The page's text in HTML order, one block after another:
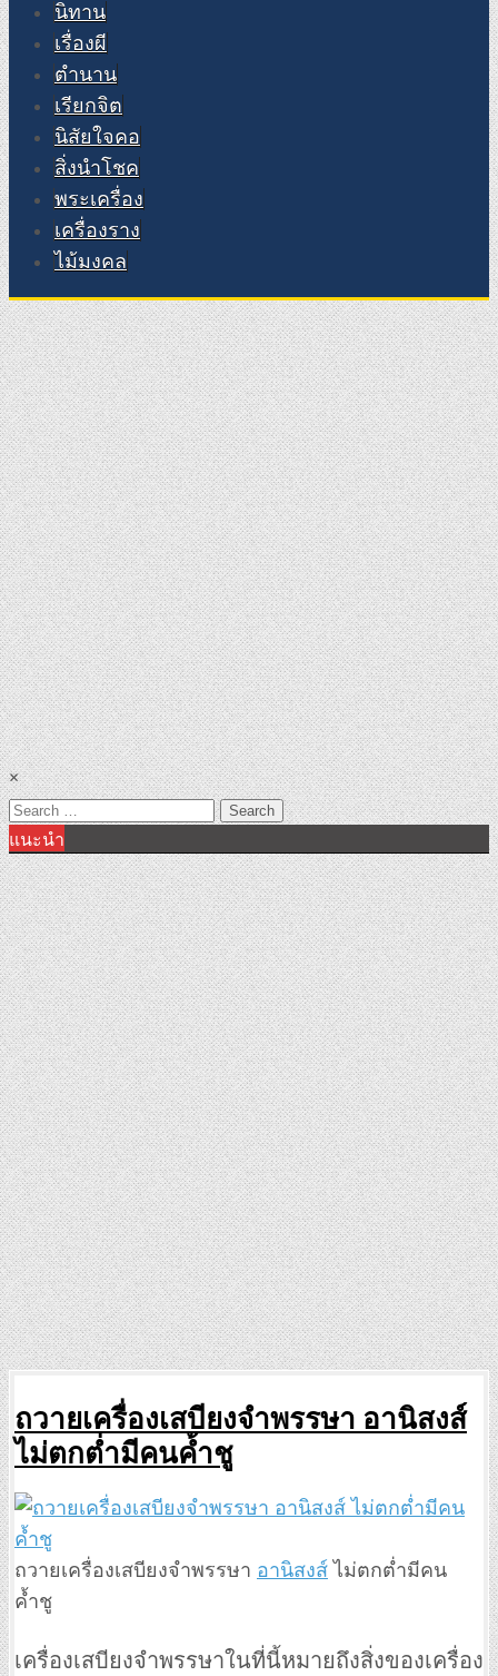
นิทาน
เรื่องผี
ตำนาน
เรียกจิต
นิสัยใจคอ
สิ่งนำโชค
พระเครื่อง
เครื่องราง
ไม้มงคล
×
Search
for:
แนะนำ
ถวายเครื่องเสบียงจำพรรษา อานิสงส์
ไม่ตกต่ำมีคนค้ำชู
ถวายเครื่องเสบียงจำพรรษา อานิสงส์ ไม่ตกต่ำมีคน
ค้ำชู
เครื่องเสบียงจำพรรษาในที่นี้หมายถึงสิ่งของเครื่อง